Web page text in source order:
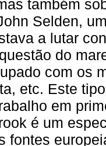
também
Selden,
a lutar
do
com os
etc. Este
em
é um
fontes